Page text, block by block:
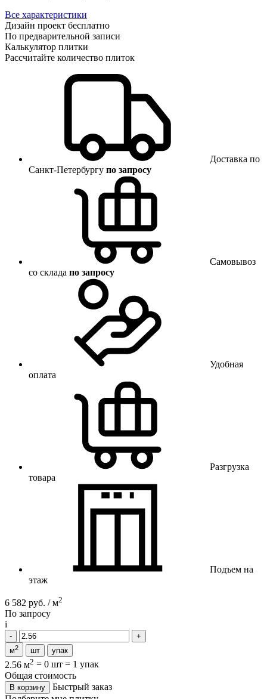
Все характеристики
Дизайн проект бесплатно
По предварительной записи
Калькулятор плитки
Рассчитайте количество плиток
Доставка по
Санкт-Петербургу по запросу
Самовывоз
со склада по запросу
Удобная
оплата
Разгрузка
товара
Подъем на
этаж
6 582 руб. / м2
По запросу
i
м2 шт упак
2.56 м2 = 0 шт = 1 упак
Общая стоимость
В корзину
Быстрый заказ